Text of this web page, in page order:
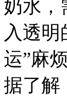
奶水，
入透
运”麻
据了解